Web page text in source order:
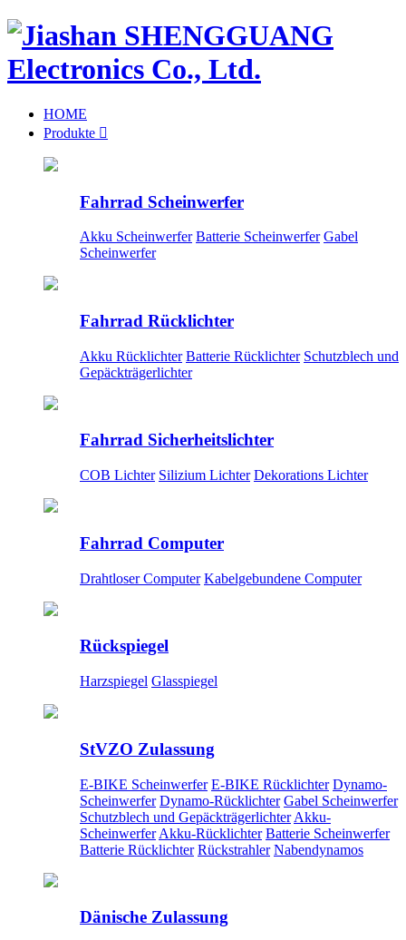
HOME
Produkte 
Fahrrad Scheinwerfer
Akku Scheinwerfer Batterie Scheinwerfer Gabel
Scheinwerfer
Fahrrad Rücklichter
Akku Rücklichter Batterie Rücklichter Schutzblech und
Gepäckträgerlichter
Fahrrad Sicherheitslichter
COB Lichter Silizium Lichter Dekorations Lichter
Fahrrad Computer
Drahtloser Computer Kabelgebundene Computer
Rückspiegel
Harzspiegel Glasspiegel
StVZO Zulassung
E-BIKE Scheinwerfer E-BIKE Rücklichter Dynamo-
Scheinwerfer Dynamo-Rücklichter Gabel Scheinwerfer
Schutzblech und Gepäckträgerlichter Akku-
Scheinwerfer Akku-Rücklichter Batterie Scheinwerfer
Batterie Rücklichter Rückstrahler Nabendynamos
Dänische Zulassung